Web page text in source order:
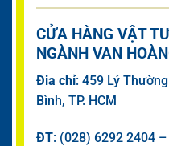
CỬA HÀNG VẬT
NGÀNH VAN
Đia chỉ: 459 Lý
Bình, TP. HCM
ĐT: (028) 6292 2404